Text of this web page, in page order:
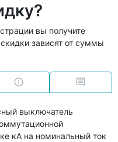
вы получите
зависят от суммы
выключатель
кА на номинальный ток